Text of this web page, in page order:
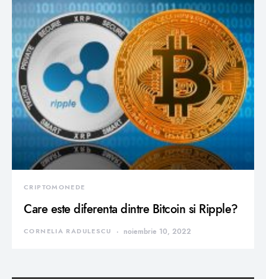
CRIPTOMONEDE
Care este diferenta dintre Bitcoin si Ripple?
CORNELIA RADULESCU noiembrie 10, 2022